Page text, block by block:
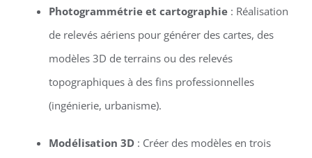
Photogrammétrie et cartographie: Réalisation
de relevés aériens pour générer des cartes, des
modèles 3D de terrains ou des relevés
topographiques à des fins professionnelles
(ingénierie, urbanisme).
Modélisation 3D: Créer des modèles en trois